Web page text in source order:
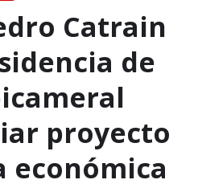
Catrain
de
proyecto
económica